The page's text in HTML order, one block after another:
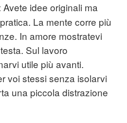
Avete idee originali ma
La mente corre più
In amore mostratevi
Sul lavoro
utile più avanti.
voi stessi senza isolarvi
una piccola distrazione